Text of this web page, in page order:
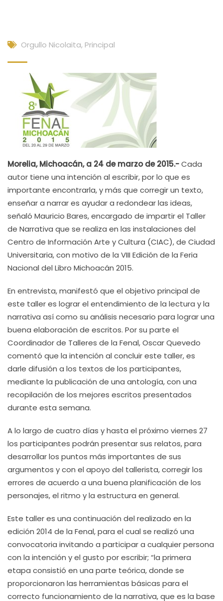
Orgullo Nicolaita, Principal
Morelia, Michoacán, a 24 de marzo de 2015.-Cada
autor tiene una intención al escribir, por lo que es
importante encontrarla, y más que corregir un texto,
enseñar a narrar es ayudar a redondear las ideas,
señaló Mauricio Bares, encargado de impartir el Taller
de Narrativa que se realiza en las instalaciones del
Centro de Información Arte y Cultura (CIAC), de Ciudad
Universitaria, con motivo de la VIII Edición de la Feria
Nacional del Libro Michoacán 2015.
En entrevista, manifestó que el objetivo principal de
este taller es lograr el entendimiento de la lectura y la
narrativa así como su análisis necesario para lograr una
buena elaboración de escritos. Por su parte el
Coordinador de Talleres de la Fenal, Oscar Quevedo
comentó que la intención al concluir este taller, es
darle difusión a los textos de los participantes,
mediante la publicación de una antología, con una
recopilación de los mejores escritos presentados
durante esta semana.
A lo largo de cuatro días y hasta el próximo viernes 27
los participantes podrán presentar sus relatos, para
desarrollar los puntos más importantes de sus
argumentos y con el apoyo del tallerista, corregir los
errores de acuerdo a una buena planificación de los
personajes, el ritmo y la estructura en general.
Este taller es una continuación del realizado en la
edición 2014 de la Fenal, para el cual se realizó una
convocatoria invitando a participar a cualquier persona
con la intención y el gusto por escribir; “la primera
etapa consistió en una parte teórica, donde se
proporcionaron las herramientas básicas para el
correcto funcionamiento de la narrativa, que es la base